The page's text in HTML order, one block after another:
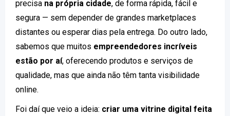
precisa na própria cidade, de forma rápida, fácil e
segura — sem depender de grandes marketplaces
distantes ou esperar dias pela entrega. Do outro lado,
sabemos que muitos empreendedores incríveis
estão por aí, oferecendo produtos e serviços de
qualidade, mas que ainda não têm tanta visibilidade
online.
Foi daí que veio a ideia: criar uma vitrine digital feita